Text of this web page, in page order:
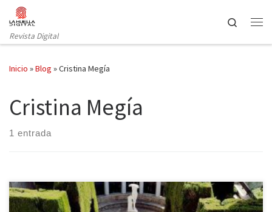
Saltar al contenido
Revista Digital
Search
Inicio »Blog »Cristina Megía
Cristina Megía
1 entrada